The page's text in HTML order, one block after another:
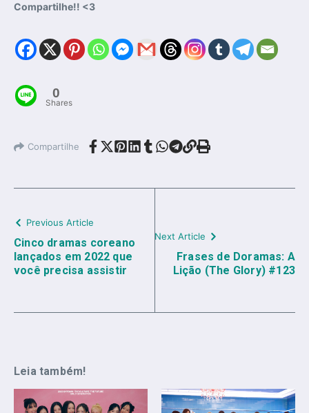
Compartilhe!! <3
0
Shares
Compartilhe
Previous Article
Cinco dramas coreano
lançados em 2022 que
você precisa assistir
Next Article
Frases de Doramas: A
Lição (The Glory) #123
Leia também!